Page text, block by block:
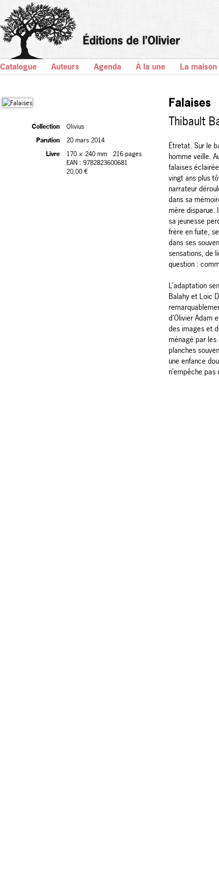
Catalogue Auteurs Agenda À la une La maison
Collection
Olivius
Parution
20 mars 2014
Livre
170 × 240 mm
216 pages
EAN : 9782823600681
20,00 €
Falaises
Thibault
Étretat. Sur le
homme veille.
falaises
vingt ans plus
narrateur
dans sa
mère disparue.
sa jeunesse
frère en fuite,
dans ses
sensations, de
question :
L’adaptation
Balahy et Loic
d’Olivier Adam
des images et
ménagé par
planches
une enfance
n’empêche pas